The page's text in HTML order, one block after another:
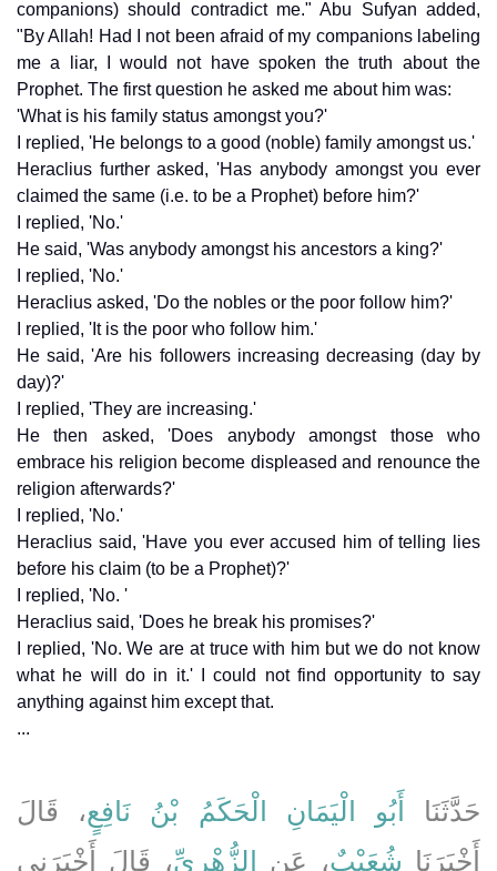
companions) should contradict me." Abu Sufyan added,
"By Allah! Had I not been afraid of my companions labeling
me a liar, I would not have spoken the truth about the
Prophet. The first question he asked me about him was:
'What is his family status amongst you?'
I replied, 'He belongs to a good (noble) family amongst us.'
Heraclius further asked, 'Has anybody amongst you ever
claimed the same (i.e. to be a Prophet) before him?'
I replied, 'No.'
He said, 'Was anybody amongst his ancestors a king?'
I replied, 'No.'
Heraclius asked, 'Do the nobles or the poor follow him?'
I replied, 'It is the poor who follow him.'
He said, 'Are his followers increasing decreasing (day by
day)?'
I replied, 'They are increasing.'
He then asked, 'Does anybody amongst those who
embrace his religion become displeased and renounce the
religion afterwards?'
I replied, 'No.'
Heraclius said, 'Have you ever accused him of telling lies
before his claim (to be a Prophet)?'
I replied, 'No. '
Heraclius said, 'Does he break his promises?'
I replied, 'No. We are at truce with him but we do not know
what he will do in it.' I could not find opportunity to say
anything against him except that.
...
حَدَّثَنَا أَبُو الْيَمَانِ الْحَكَمُ بْنُ نَافِعٍ، قَالَ
أَخْبَرَنَا شُعَيْبٌ، عَنِ الزُّهْرِيِّ، قَالَ أَخْبَرَنِي